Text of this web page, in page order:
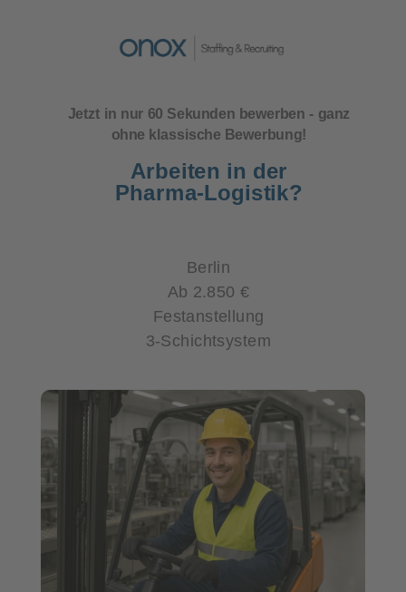
Jetzt in nur 60 Sekunden bewerben - ganz
ohne klassische Bewerbung!
Arbeiten in der
Pharma-Logistik?
Berlin
Ab 2.850 €
Festanstellung
3-Schichtsystem